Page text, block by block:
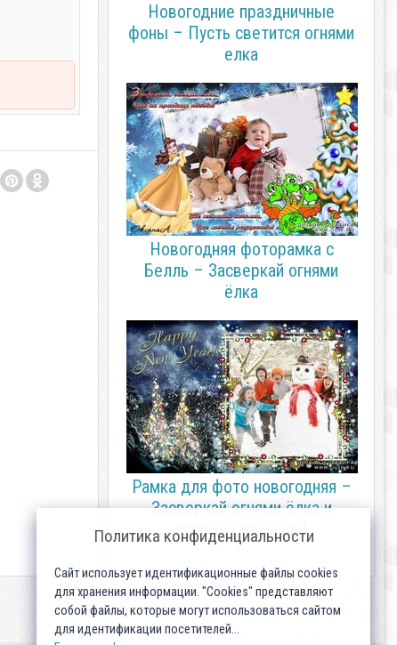
Новогодние праздничные
фоны – Пусть светится огнями
елка
Новогодняя фоторамка с
Белль – Засверкай огнями
ёлка
Рамка для фото новогодняя –
Засверкай огнями ёлка и
порадуй малышей
Политика конфиденциальности
Сайт использует идентификационные файлы cookies
для хранения информации. "Cookies" представляют
собой файлы, которые могут использоваться сайтом
для идентификации посетителей...